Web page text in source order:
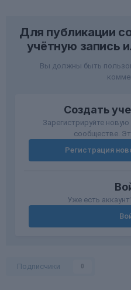
Для публикации
учётную запись
Вы должны быть
Создать
Зарегистрируйте
сообществе.
Регистрация
Уже есть
Подписчики 0